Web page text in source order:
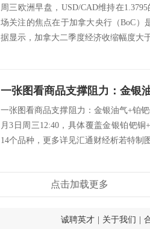
周三欧洲早盘，USD/CAD维持在
场关注的焦点在于加拿大央行（BoC）
据显示，加拿大二季度经济收缩幅度大
一张图看商品支撑阻力：金银油气+铂
月3日周三12:40，具体覆盖金银铂钯
14个品种，更多详见汇通财经析若特制
点击加载更多
诚聘英才 关于我们